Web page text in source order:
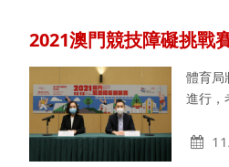
2021澳門競技障礙挑戰
體育局
進行，